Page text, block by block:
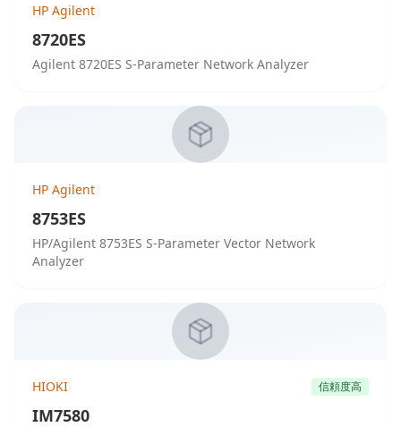
HP Agilent
8720ES
Agilent 8720ES S-Parameter Network Analyzer
HP Agilent
8753ES
HP/Agilent 8753ES S-Parameter Vector Network
Analyzer
HIOKI 信頼度高
IM7580